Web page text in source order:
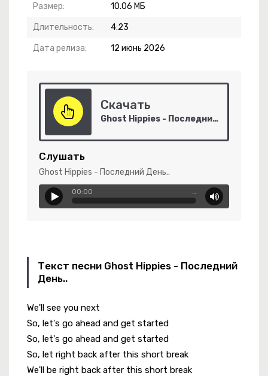
Размер: 10.06 МБ
Длительность: 4:23
Дата релиза: 12 июнь 2026
Скачать
Ghost Hippies - Последний День..
Слушать
Ghost Hippies - Последний День..
00:00 …
Текст песни Ghost Hippies - Последний
День..
We'll see you next
So, let's go ahead and get started
So, let's go ahead and get started
So, let right back after this short break
We'll be right back after this short break
Хейтерам